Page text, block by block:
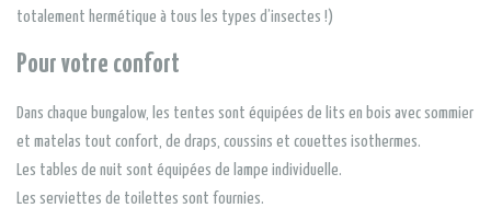
totalement hermétique à tous les types d’insectes !)
Pour votre confort
Dans chaque bungalow, les tentes sont équipées de lits en bois avec sommier
et matelas tout confort, de draps, coussins et couettes isothermes.
Les tables de nuit sont équipées de lampe individuelle.
Les serviettes de toilettes sont fournies.